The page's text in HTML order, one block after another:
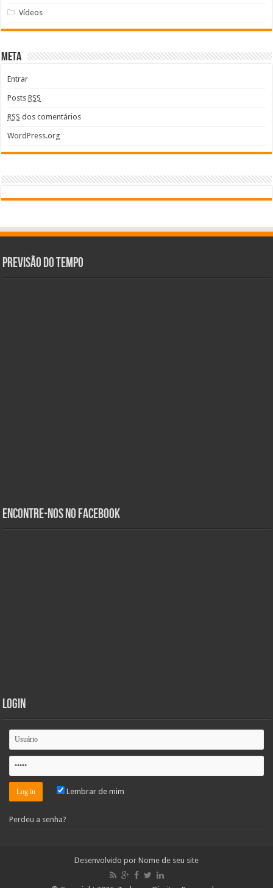
Vídeos
Meta
Entrar
PostsRSS
RSS dos comentários
WordPress.org
Previsão do tempo
Encontre-nos no Facebook
Login
Lembrar de mim
Perdeu a senha?
Desenvolvido por Nome de seu site